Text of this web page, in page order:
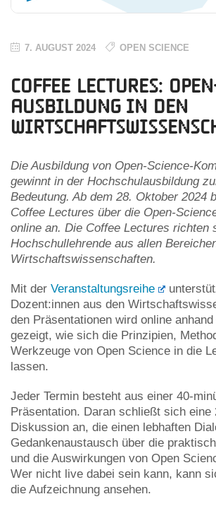
7. AUGUST 2024 OPEN SCIENCE
Coffee Lectures:
Ausbildung in den
Die Ausbildung von Open-Science-
gewinnt in der Hochschulausbildung
Bedeutung. Ab dem 28. Oktober 2024
Coffee Lectures über die Open-
online an. Die Coffee Lectures richten
Hochschullehrende aus allen
Wirtschaftswissenschaften.
Mit der Veranstaltungsreihe
Dozent:innen aus den
den Präsentationen wird online
gezeigt, wie sich die Prinzipien,
Werkzeuge von Open Science in die
lassen.
Jeder Termin besteht aus einer 40-
Präsentation. Daran schließt sich eine
Diskussion an, die einen lebhaften
Gedankenaustausch über die
und die Auswirkungen von Open
Wer nicht live dabei sein kann, kann
die Aufzeichnung ansehen.